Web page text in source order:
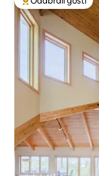
Među najviše